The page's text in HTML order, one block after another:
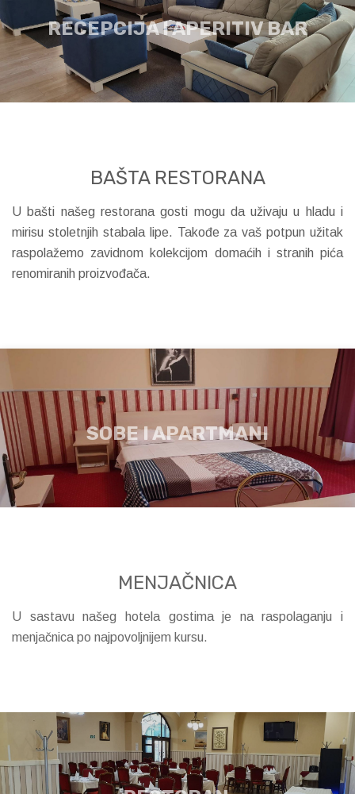
RECEPCIJA I APERITIV BAR
BAŠTA RESTORANA
U bašti našeg restorana gosti mogu da uživaju u hladu i
mirisu stoletnjih stabala lipe. Takođe za vaš potpun užitak
raspolažemo zavidnom kolekcijom domaćih i stranih pića
renomiranih proizvođača.
SOBE I APARTMANI
MENJAČNICA
U sastavu našeg hotela gostima je na raspolaganju i
menjačnica po najpovoljnijem kursu.